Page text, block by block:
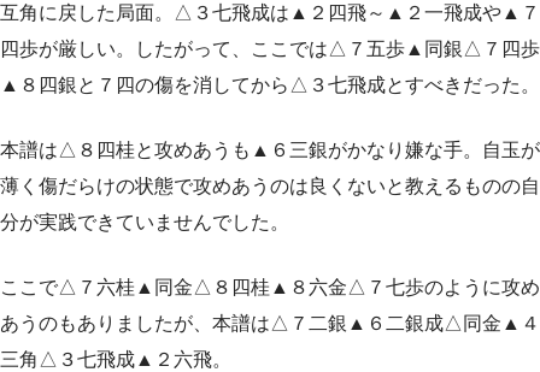
互角に戻した局面。△３七飛成は▲２四飛～▲２一飛成や▲７
四歩が厳しい。したがって、ここでは△７五歩▲同銀△７四歩
▲８四銀と７四の傷を消してから△３七飛成とすべきだった。
本譜は△８四桂と攻めあうも▲６三銀がかなり嫌な手。自玉が
薄く傷だらけの状態で攻めあうのは良くないと教えるものの自
分が実践できていませんでした。
ここで△７六桂▲同金△８四桂▲８六金△７七歩のように攻め
あうのもありましたが、本譜は△７二銀▲６二銀成△同金▲４
三角△３七飛成▲２六飛。